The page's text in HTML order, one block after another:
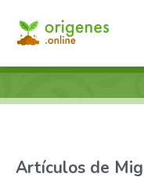
Artículos de